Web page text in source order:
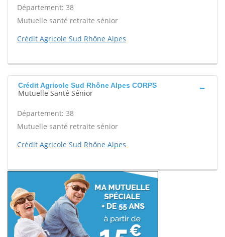
Département: 38
Mutuelle santé retraite sénior
Crédit Agricole Sud Rhône Alpes
Crédit Agricole Sud Rhône Alpes CORPS
Mutuelle Santé Sénior
Département: 38
Mutuelle santé retraite sénior
Crédit Agricole Sud Rhône Alpes